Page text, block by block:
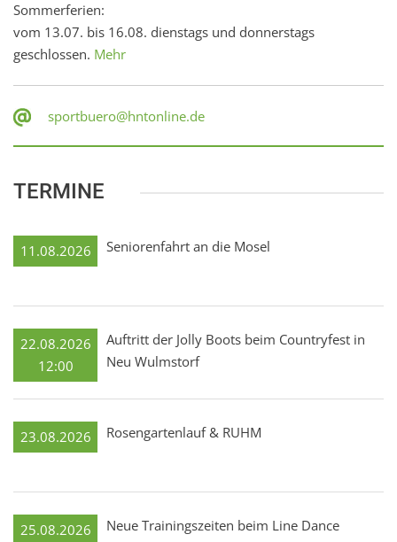
Sommerferien:
vom 13.07. bis 16.08. dienstags und donnerstags
geschlossen. Mehr
sportbuero@hntonline.de
TERMINE
11.08.2026 Seniorenfahrt an die Mosel
22.08.2026
12:00
Auftritt der Jolly Boots beim Countryfest in
Neu Wulmstorf
23.08.2026 Rosengartenlauf & RUHM
25.08.2026
Neue Trainingszeiten beim Line Dance